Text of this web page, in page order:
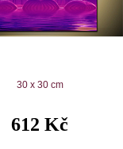
30 x 30 cm
612 Kč